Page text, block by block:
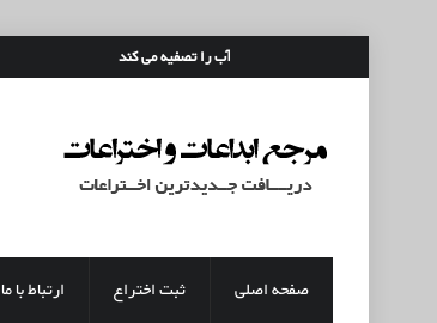
قمقمه ای که آب را تصفیه می کند
صفحه اصلی ثبت اختراع ارتباط با ما